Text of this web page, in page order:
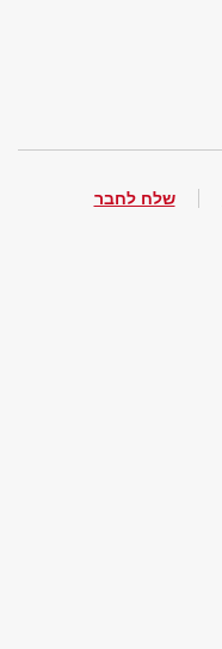
שלח לחבר